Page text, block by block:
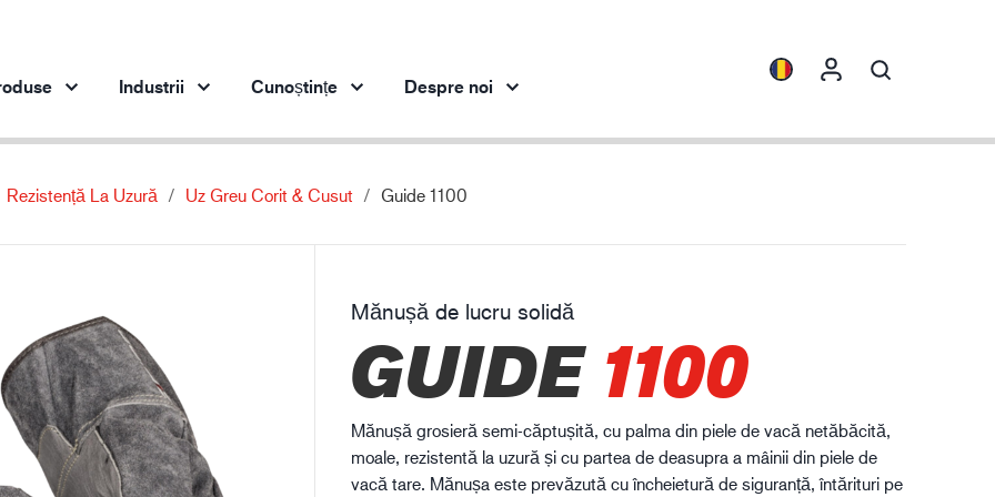
Industria ingineriei
Industria de petrol și gaze
Construcții
Logistică
HXFIBR™
SPARX™
XLNT™
Industrii
Industria oțelului Industria ingineriei
Cunoștințe Despre noi
Rezistență La Uzură Uz Greu Corit & Cusut Guide 1100
Mănușă de lucru solidă
GUIDE1100
Mănușă grosieră semi-căptușită, cu palma din piele de vacă netăbăcită,
moale, rezistentă la uzură și cu partea de deasupra a mâinii din piele de
vacă tare. Mănușa este prevăzută cu încheietură de siguranță, întărituri pe